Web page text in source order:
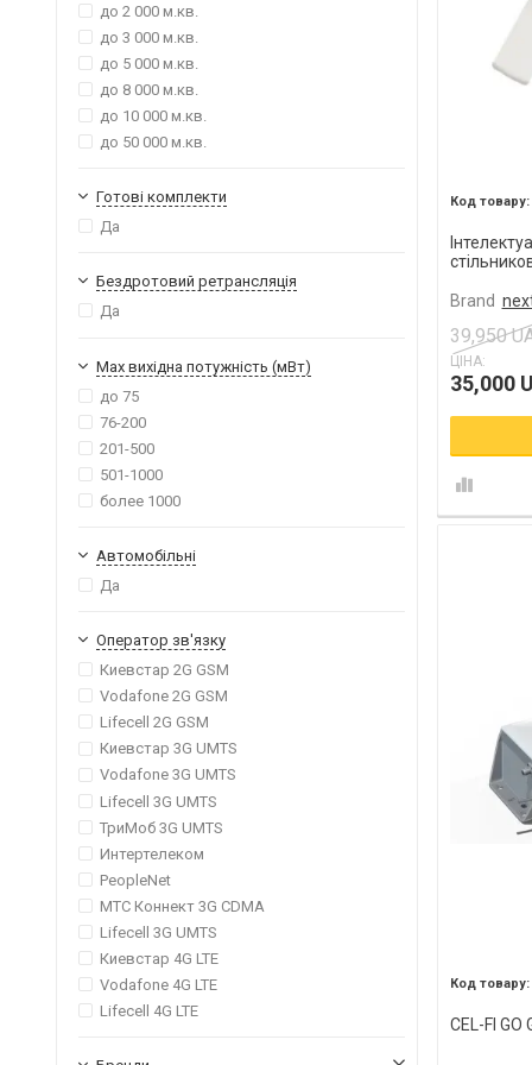
до 2 000 м.кв.
до 3 000 м.кв.
до 5 000 м.кв.
до 8 000 м.кв.
до 10 000 м.кв.
до 50 000 м.кв.
Готові комплекти
Да
Бездротовий ретрансляція
Да
Max вихідна потужність (мВт)
до 75
76-200
201-500
501-1000
более 1000
Автомобільні
Да
Оператор зв'язку
Киевстар 2G GSM
Vodafone 2G GSM
Lifecell 2G GSM
Киевстар 3G UMTS
Vodafone 3G UMTS
Lifecell 3G UMTS
ТриМоб 3G UMTS
Интертелеком
PeopleNet
МТС Коннект 3G CDMA
Lifecell 3G UMTS
Киевстар 4G LTE
Vodafone 4G LTE
Lifecell 4G LTE
Brand
39,950
ЦІНА:
35,000
CEL-FI GO